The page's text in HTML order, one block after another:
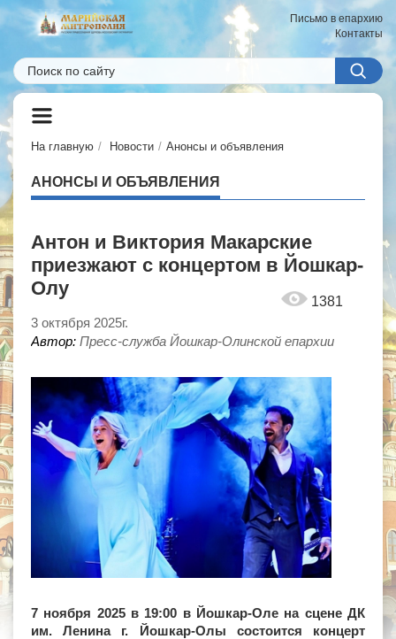
Письмо в епархию
Контакты
На главную Новости Анонсы и объявления
АНОНСЫ И ОБЪЯВЛЕНИЯ
Антон и Виктория Макарские
приезжают с концертом в Йошкар-
Олу
1381
3 октября 2025г.
Автор: Пресс-служба Йошкар-Олинской епархии
7 ноября 2025 в 19:00 в Йошкар-Оле на сцене ДК
им. Ленина г. Йошкар-Олы состоится концерт